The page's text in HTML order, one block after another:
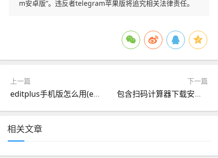
m安卓版”。违反者telegram苹果版将追究相关法律责任。
上一篇
editplus手机版怎么用(editplus android)
下一篇
包含扫码计算器下载安卓版的词条
相关文章